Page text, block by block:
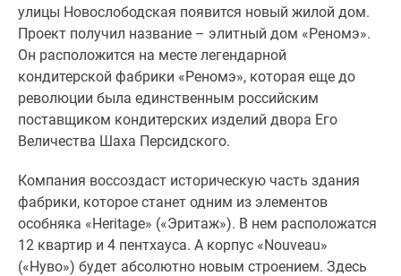
застройщики
Панорамы
новостроек
Видеообзор
новостроек
Экспертиза
Экология
Москвы
Подмосковья
Студии
улицы Новослободская появится новый жилой дом.
Проект получил название – элитный дом «Реномэ».
Он расположится на месте легендарной
кондитерской фабрики «Реномэ», которая еще до
революции была единственным российским
поставщиком кондитерских изделий двора Его
Величества Шаха Персидского.
Компания воссоздаст историческую часть здания
фабрики, которое станет одним из элементов
особняка «Heritage» («Эритаж»). В нем расположатся
12 квартир и 4 пентхауса. А корпус «Nouveau»
(«Нуво») будет абсолютно новым строением. Здесь